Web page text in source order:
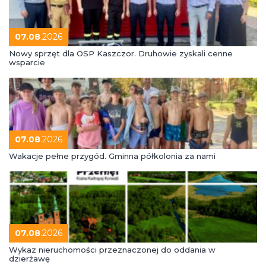
07.08.2026
Nowy sprzęt dla OSP Kaszczor. Druhowie zyskali cenne
wsparcie
07.08.2026
Wakacje pełne przygód. Gminna półkolonia za nami
07.08.2026
Wykaz nieruchomości przeznaczonej do oddania w
dzierżawę